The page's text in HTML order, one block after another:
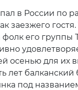
в России по
заезжего
его группы
осенью для их
лет балканский
под